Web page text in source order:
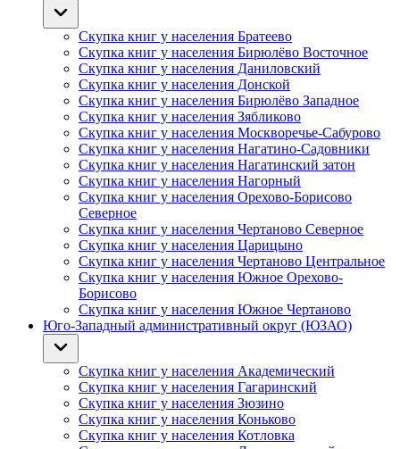
Скупка книг у населения Братеево
Скупка книг у населения Бирюлёво Восточное
Скупка книг у населения Даниловский
Скупка книг у населения Донской
Скупка книг у населения Бирюлёво Западное
Скупка книг у населения Зябликово
Скупка книг у населения Москворечье-Сабурово
Скупка книг у населения Нагатино-Садовники
Скупка книг у населения Нагатинский затон
Скупка книг у населения Нагорный
Скупка книг у населения Орехово-Борисово
Северное
Скупка книг у населения Чертаново Северное
Скупка книг у населения Царицыно
Скупка книг у населения Чертаново Центральное
Скупка книг у населения Южное Орехово-
Борисово
Скупка книг у населения Южное Чертаново
Юго-Западный административный округ (ЮЗАО)
Скупка книг у населения Академический
Скупка книг у населения Гагаринский
Скупка книг у населения Зюзино
Скупка книг у населения Коньково
Скупка книг у населения Котловка